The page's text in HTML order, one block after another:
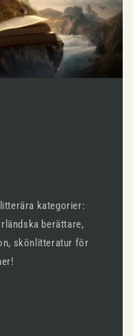
kategorier:
berättare,
skönlitteratur för